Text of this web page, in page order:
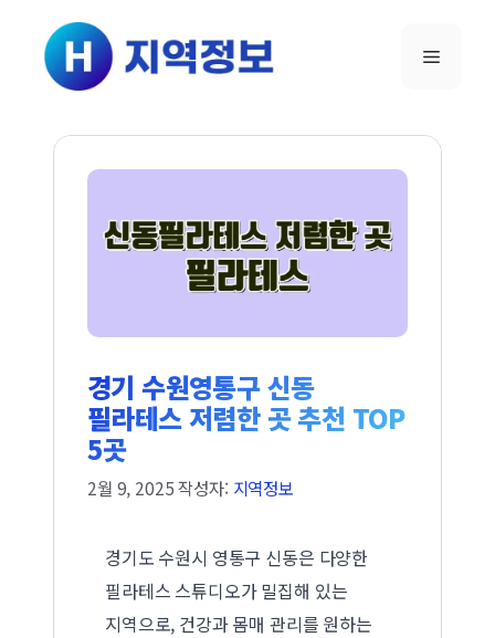
건너뛰기
메뉴
경기 수원영통구 신동
필라테스 저렴한 곳 추천 TOP
5곳
2월 9, 2025작성자: 지역정보
경기도 수원시 영통구 신동은 다양한
필라테스 스튜디오가 밀집해 있는
지역으로, 건강과 몸매 관리를 원하는